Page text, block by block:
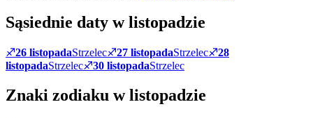
Sąsiednie daty wlistopadzie
♐26 listopadaStrzelec♐27 listopadaStrzelec♐28
listopadaStrzelec♐30 listopadaStrzelec
Znaki zodiaku wlistopadzie